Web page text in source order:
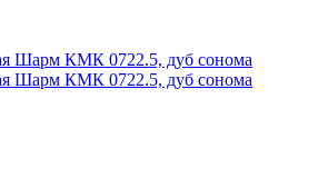
Шарм КМК 0722.5, дуб сонома
Шарм КМК 0722.5, дуб сонома